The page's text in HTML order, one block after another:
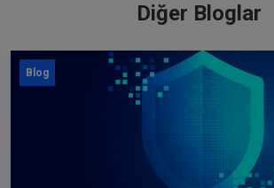
Diğer Bloglar
Blog